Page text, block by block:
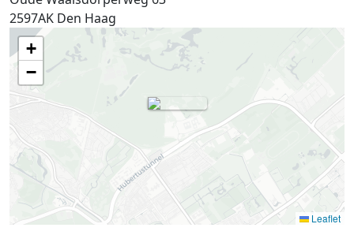
2597AK Den Haag
+
−
Leaflet